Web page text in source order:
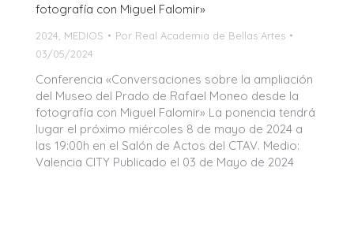
fotografía con Miguel Falomir»
2024 MEDIOS Por Real Academia de Bellas Artes
03/05/2024
Conferencia «Conversaciones sobre la ampliación
del Museo del Prado de Rafael Moneo desde la
fotografía con Miguel Falomir» La ponencia tendrá
lugar el próximo miércoles 8 de mayo de 2024 a
las 19:00h en el Salón de Actos del CTAV. Medio:
Valencia CITY Publicado el 03 de Mayo de 2024